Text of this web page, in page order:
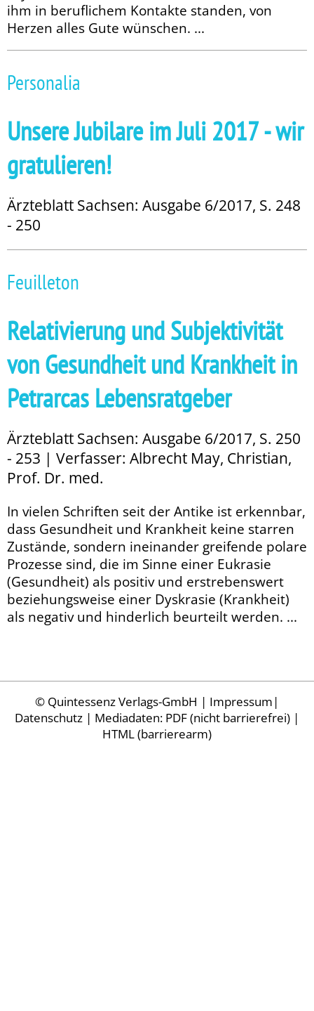
ihm in beruflichem Kontakte standen, von
Herzen alles Gute wünschen. ...
Personalia
Unsere Jubilare im Juli 2017 - wir
gratulieren!
Ärzteblatt Sachsen: Ausgabe 6/2017, S. 248
- 250
Feuilleton
Relativierung und Subjektivität
von Gesundheit und Krankheit in
Petrarcas Lebensratgeber
Ärzteblatt Sachsen: Ausgabe 6/2017, S. 250
- 253 | Verfasser: Albrecht May, Christian,
Prof. Dr. med.
In vielen Schriften seit der Antike ist erkennbar,
dass Gesundheit und Krankheit keine starren
Zustände, sondern ineinander greifende polare
Prozesse sind, die im Sinne einer Eukrasie
(Gesundheit) als positiv und erstrebenswert
beziehungsweise einer Dyskrasie (Krankheit)
als negativ und hinderlich beurteilt werden. ...
© Quintessenz Verlags-GmbH | Impressum |
Datenschutz | Mediadaten: PDF (nicht barrierefrei) |
HTML (barrierearm)